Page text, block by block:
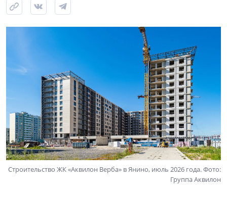
Строительство ЖК «Аквилон Верба» в Янино, июль 2026 года. Фото:
Группа Аквилон